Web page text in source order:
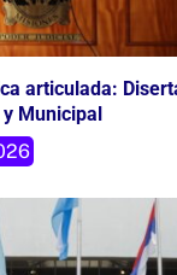
articulada:
Municipal